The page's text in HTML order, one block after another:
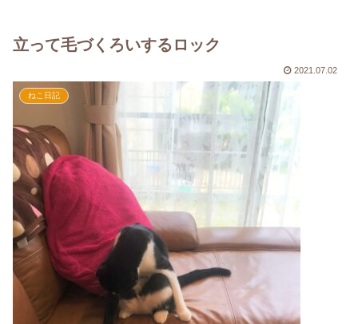
立って毛づくろいするロック
2021.07.02
ねこ日記